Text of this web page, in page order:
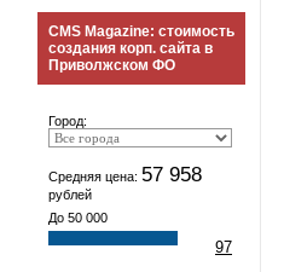
CMS Magazine: стоимость
создания корп. сайта в
Приволжском ФО
Город:
Средняя цена: 57 958
рублей
До 50 000
97